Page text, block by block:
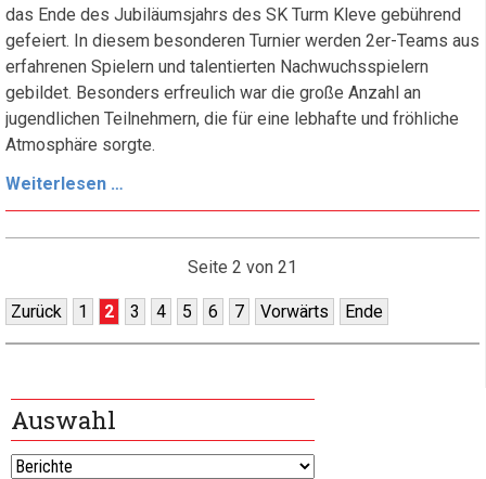
das Ende des Jubiläumsjahrs des SK Turm Kleve gebührend
gefeiert. In diesem besonderen Turnier werden 2er-Teams aus
erfahrenen Spielern und talentierten Nachwuchsspielern
gebildet. Besonders erfreulich war die große Anzahl an
jugendlichen Teilnehmern, die für eine lebhafte und fröhliche
Atmosphäre sorgte.
Weiterlesen …
2024
Seite 2 von 21
Zurück 1 2 3 4 5 6 7 Vorwärts Ende
Auswahl